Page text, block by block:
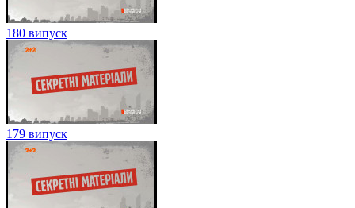
180 випуск
179 випуск